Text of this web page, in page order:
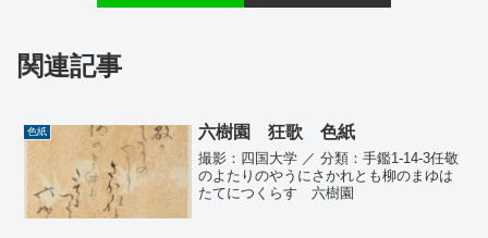
関連記事
色紙 六樹園 狂歌 色紙
撮影：四国大学 ／ 分類：手鑑1-14-3任敬
のよたりのやうにさかれとも柳のまゆは
たてにつくらす 六樹園